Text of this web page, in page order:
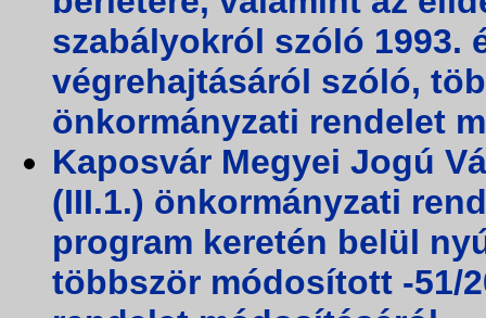
szabályokról szóló 1993.
végrehajtásáról szóló,
önkormányzati rendelet
Kaposvár Megyei Jogú
(III.1.) önkormányzati
program keretén belül
többször módosított -51/